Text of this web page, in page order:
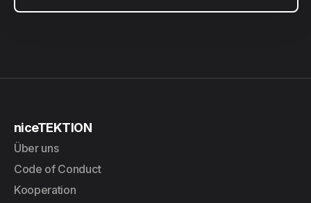
niceTEKTION
Über uns
Code of Conduct
Kooperation